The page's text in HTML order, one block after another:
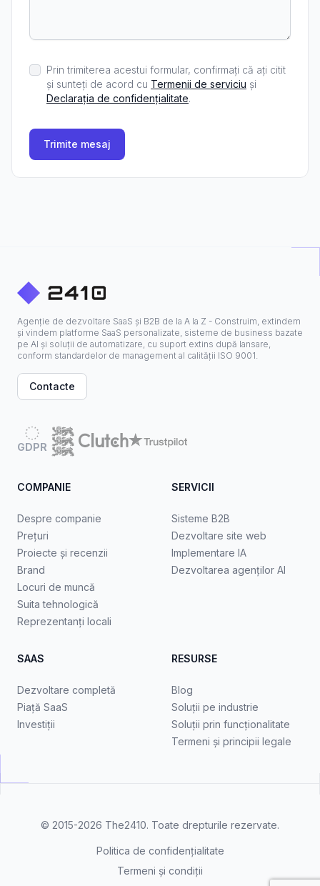
Prin trimiterea acestui formular, confirmați că ați citit
și sunteți de acord cu Termenii de serviciu și
Declarația de confidențialitate.
Trimite mesaj
Agenție de dezvoltare SaaS și B2B de la A la Z - Construim, extindem
și vindem platforme SaaS personalizate, sisteme de business bazate
pe AI și soluții de automatizare, cu suport extins după lansare,
conform standardelor de management al calității ISO 9001.
Contacte
GDPR
COMPANIE
Despre companie
Prețuri
Proiecte și recenzii
Brand
Locuri de muncă
Suita tehnologică
Reprezentanți locali
SERVICII
Sisteme B2B
Dezvoltare site web
Implementare IA
Dezvoltarea agenților AI
SAAS
Dezvoltare completă
Piață SaaS
Investiții
RESURSE
Blog
Soluții pe industrie
Soluții prin funcționalitate
Termeni și principii legale
© 2015-2026 The2410. Toate drepturile rezervate.
Politica de confidențialitate
Termeni și condiții